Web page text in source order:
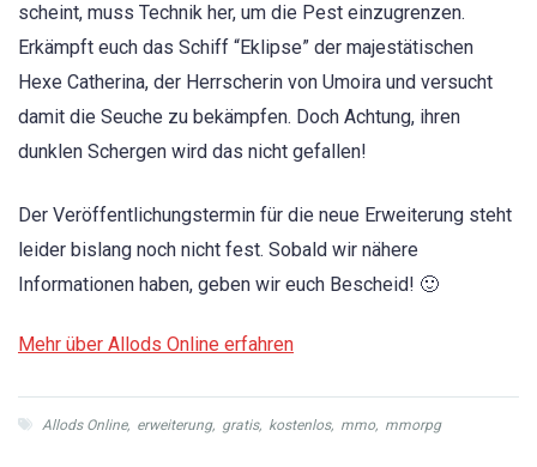
scheint, muss Technik her, um die Pest einzugrenzen.
Erkämpft euch das Schiff “Eklipse” der majestätischen
Hexe Catherina, der Herrscherin von Umoira und versucht
damit die Seuche zu bekämpfen. Doch Achtung, ihren
dunklen Schergen wird das nicht gefallen!
Der Veröffentlichungstermin für die neue Erweiterung steht
leider bislang noch nicht fest. Sobald wir nähere
Informationen haben, geben wir euch Bescheid! 🙂
Mehr über Allods Online erfahren
Allods Online, erweiterung, gratis, kostenlos, mmo, mmorpg